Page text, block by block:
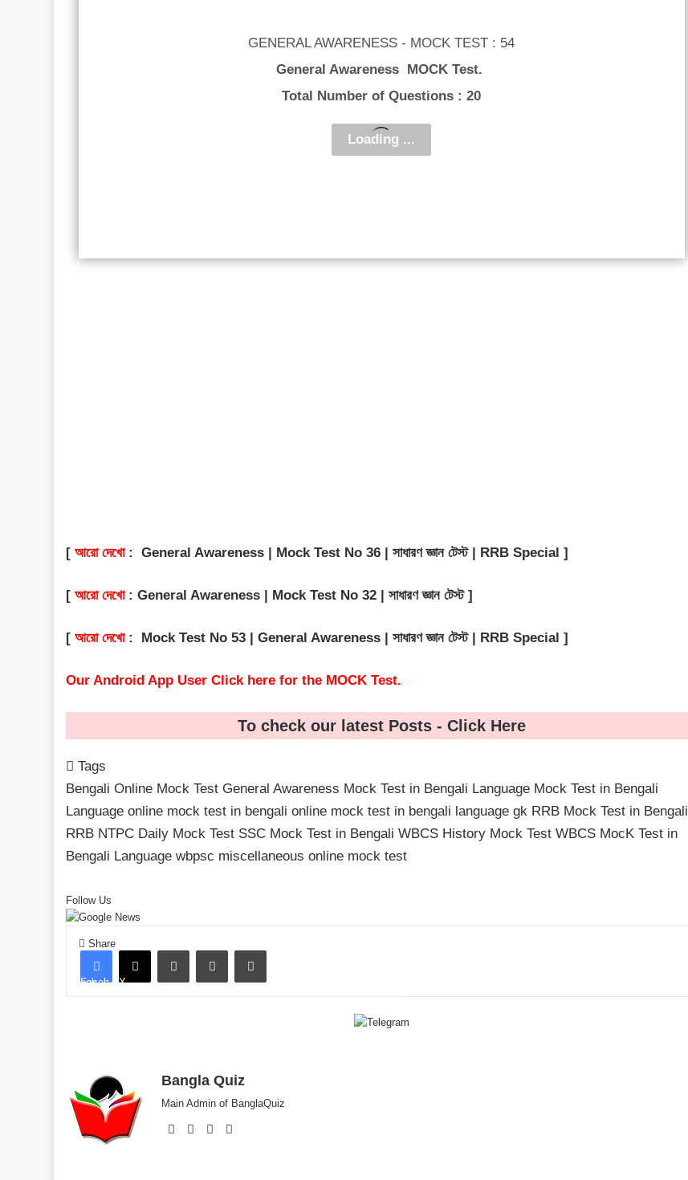
GENERAL AWARENESS - MOCK TEST : 54
General Awareness MOCK Test.
Total Number of Questions : 20
[আরো দেখো:General Awareness | Mock Test No 36 | সাধারণ জ্ঞান টেস্ট | RRB Special ]
[আরো দেখো:General Awareness | Mock Test No 32 | সাধারণ জ্ঞান টেস্ট]
[আরো দেখো: Mock Test No 53 | General Awareness | সাধারণ জ্ঞান টেস্ট | RRB Special ]
Our Android App User Click here for the MOCK Test.
To check our latest Posts - Click Here
Tags
Bengali Online Mock Test General Awareness Mock Test in Bengali Language Mock Test in Bengali
Language online mock test in bengali online mock test in bengali language gk RRB Mock Test in Bengali
RRB NTPC Daily Mock Test SSC Mock Test in Bengali WBCS History Mock Test WBCS MocK Test in
Bengali Language wbpsc miscellaneous online mock test
Follow Us
Share
Facebook X
LinkedInPinterestShare via Email
Bangla Quiz
Main Admin of BanglaQuiz
WebsiteFacebook
X